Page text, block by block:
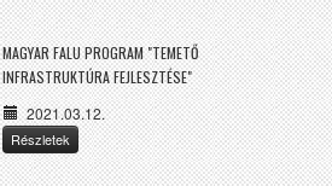
MAGYAR FALU PROGRAM "TEMETŐ
INFRASTRUKTÚRA FEJLESZTÉSE"
2021.03.12.
Részletek